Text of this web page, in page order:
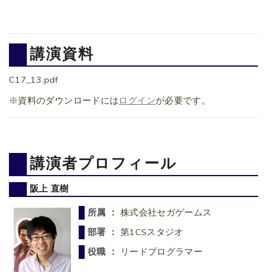
講演資料
C17_13.pdf
※資料のダウンロードには ログインが必要です。
講演者プロフィール
阪上 直樹
所属 ： 株式会社セガゲームス
部署 ： 第1CSスタジオ
役職 ：
リードプログラマー